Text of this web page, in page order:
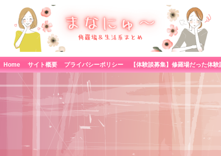
Home サイト概要 プライバシーポリシー